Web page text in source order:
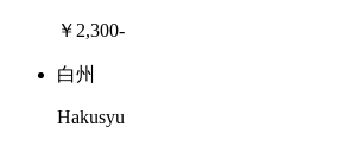
￥2,300-
白州
Hakusyu